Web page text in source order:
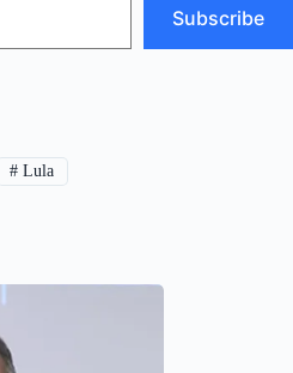
Subscribe
# Lula